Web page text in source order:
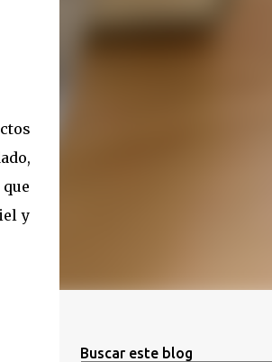
y
Buscar este blog